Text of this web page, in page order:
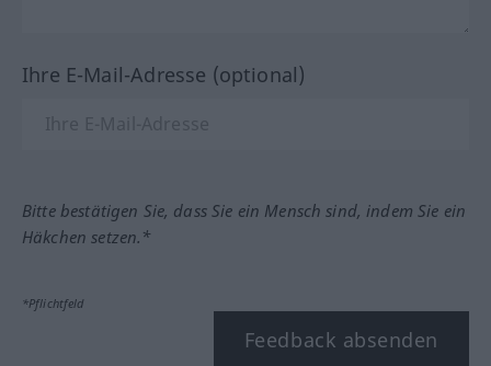
Ihre E-Mail-Adresse (optional)
Bitte bestätigen Sie, dass Sie ein Mensch sind, indem Sie ein
Häkchen setzen.*
*Pflichtfeld
Feedback absenden